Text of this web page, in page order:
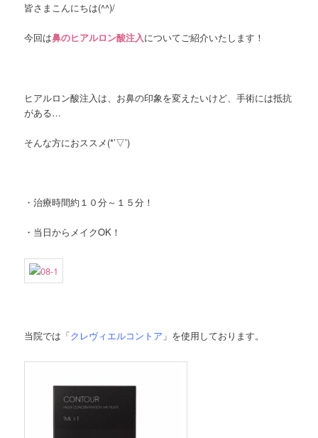
皆さまこんにちは(^^)/
今回は鼻のヒアルロン酸注入についてご紹介いたします！
ヒアルロン酸注入は、お鼻の印象を変えたいけど、手術には抵抗
がある…
そんな方におススメ(*’▽’)
・治療時間約１０分～１５分！
・当日からメイクOK！
当院では「クレヴィエルコントア 」を使用しております。